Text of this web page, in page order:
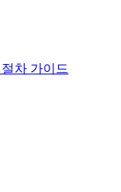
차 가이드